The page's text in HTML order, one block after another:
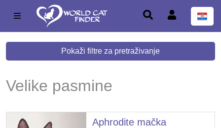
Pokaži filtre za pretraživanje
Velike pasmine
Aphrodite mačka